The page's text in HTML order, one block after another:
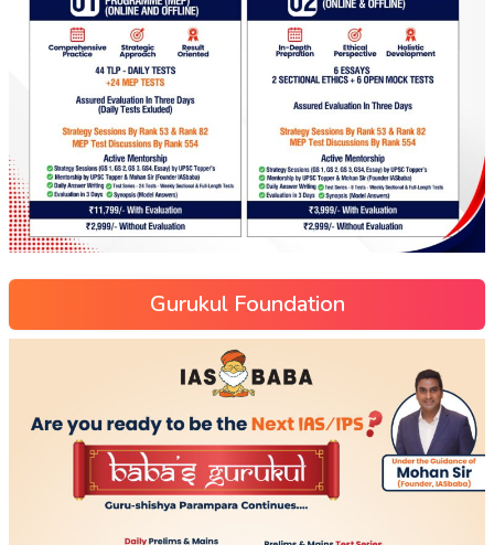
Gurukul Foundation